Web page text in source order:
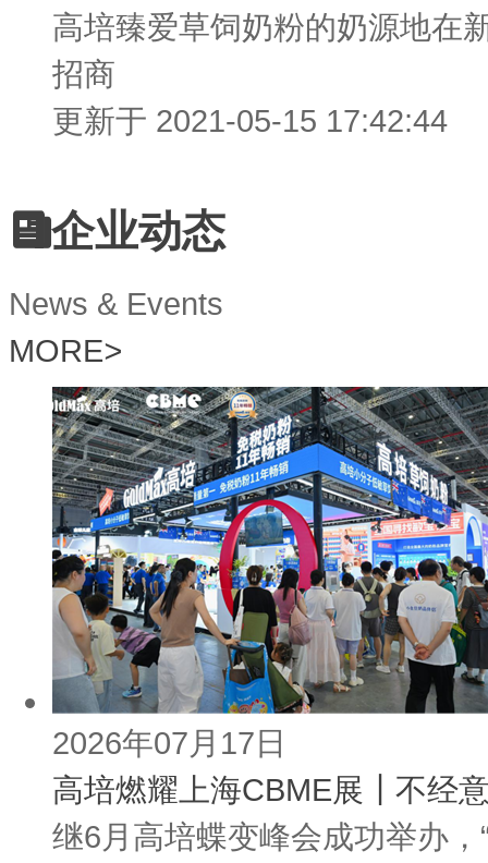
高培臻爱草饲奶粉的奶源地在
招商
更新于 2021-05-15 17:42:44
企业动态
News & Events
MORE>
2026年07月17日
高培燃耀上海CBME展┃不经
继6月高培蝶变峰会成功举办